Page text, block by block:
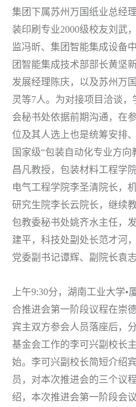
集团下属苏州万国纸业总经
装印刷专业2000级校友刘武
监冯昕、集团智能集成设备
团智能集成技术部部长黄坚
发展经理陈庆，以及苏州万
灵等7人。为对接项目洽谈
会秘书处依据前期沟通，在
位及其人选上也是统筹安排
国家级“包装自动化专业方向
昌凡教授，包装材料工程学
电气工程学院李圣清院长，
研究生院李长云院长，继续
包教委秘书处姚齐水主任，
建平，科技处副处长范才河
党委副书记谭辉、副院长袁
上午9:30分，湖南工业大学•
合推进会第一阶段议程在崇
宾主双方参会人员落座后，
基金会工作的李可兴副校长
始。李可兴副校长简短介绍
员，对本次推进会的三个议
绍，本次推进会第一阶段会